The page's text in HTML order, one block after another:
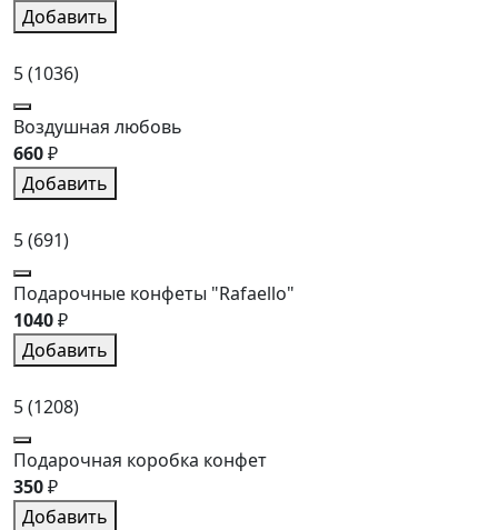
Добавить
5(1036)
Воздушная любовь
660₽
Добавить
5(691)
Подарочные конфеты "Rafaello"
1040₽
Добавить
5(1208)
Подарочная коробка конфет
350₽
Добавить